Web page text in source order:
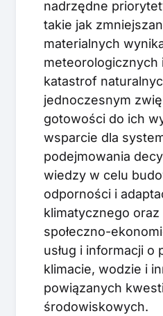
nadrzędne
takie jak
materialnych
meteorologicznych
katastrof
jednoczesnym
gotowości do ich
wsparcie dla
podejmowania
wiedzy w celu
odporności i
klimatycznego
społeczno-
usług i informacji o
klimacie, wodzie i
powiązanych
środowiskowych.